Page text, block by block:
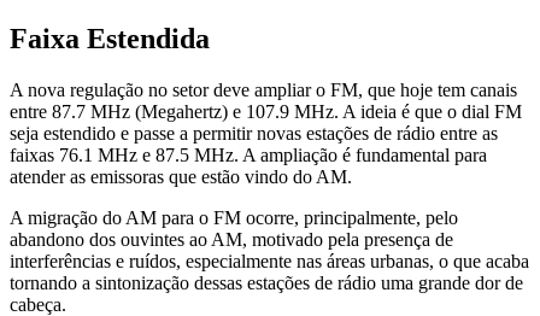
Faixa Estendida
A nova regulação no setor deve ampliar o FM, que hoje tem canais
entre 87.7 MHz (Megahertz) e 107.9 MHz. A ideia é que o dial FM
seja estendido e passe a permitir novas estações de rádio entre as
faixas 76.1 MHz e 87.5 MHz. A ampliação é fundamental para
atender as emissoras que estão vindo do AM.
A migração do AM para o FM ocorre, principalmente, pelo
abandono dos ouvintes ao AM, motivado pela presença de
interferências e ruídos, especialmente nas áreas urbanas, o que acaba
tornando a sintonização dessas estações de rádio uma grande dor de
cabeça.